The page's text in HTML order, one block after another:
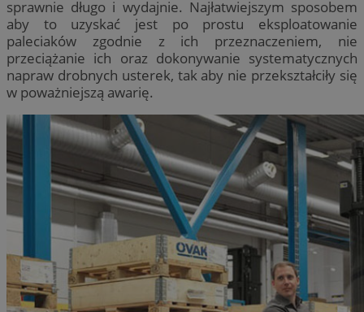
sprawnie długo i wydajnie. Najłatwiejszym sposobem
aby to uzyskać jest po prostu eksploatowanie
paleciaków zgodnie z ich przeznaczeniem, nie
przeciążanie ich oraz dokonywanie systematycznych
napraw drobnych usterek, tak aby nie przekształciły się
w poważniejszą awarię.